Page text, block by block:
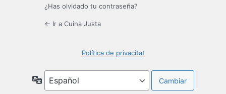
¿Has olvidado tu contraseña?
← Ir a Cuina Justa
Política de privacitat
Idioma